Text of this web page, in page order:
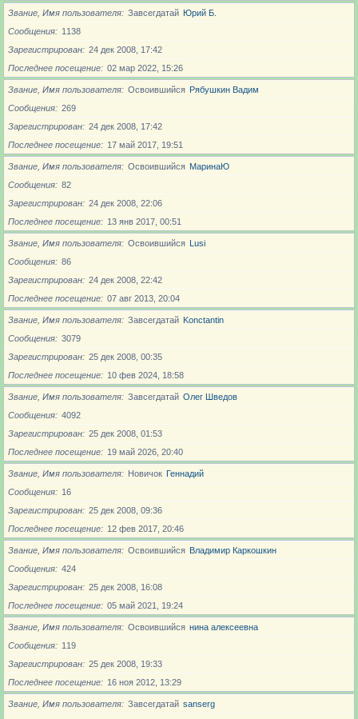
Звание, Имя пользователя Завсегдатай Юрий Б.
Сообщения
1138
Зарегистрирован
24 дек 2008, 17:42
Последнее посещение
02 мар 2022, 15:26
Звание, Имя пользователя Освоившийся Рябушкин Вадим
Сообщения
269
Зарегистрирован
24 дек 2008, 17:42
Последнее посещение
17 май 2017, 19:51
Звание, Имя пользователя Освоившийся МаринаЮ
Сообщения
82
Зарегистрирован
24 дек 2008, 22:06
Последнее посещение
13 янв 2017, 00:51
Звание, Имя пользователя Освоившийся Lusi
Сообщения
86
Зарегистрирован
24 дек 2008, 22:42
Последнее посещение
07 авг 2013, 20:04
Звание, Имя пользователя Завсегдатай Konctantin
Сообщения
3079
Зарегистрирован
25 дек 2008, 00:35
Последнее посещение
10 фев 2024, 18:58
Звание, Имя пользователя Завсегдатай Олег Шведов
Сообщения
4092
Зарегистрирован
25 дек 2008, 01:53
Последнее посещение
19 май 2026, 20:40
Звание, Имя пользователя Новичoк Геннадий
Сообщения
16
Зарегистрирован
25 дек 2008, 09:36
Последнее посещение
12 фев 2017, 20:46
Звание, Имя пользователя Освоившийся Владимир Каркошкин
Сообщения
424
Зарегистрирован
25 дек 2008, 16:08
Последнее посещение
05 май 2021, 19:24
Звание, Имя пользователя Освоившийся нина алексеевна
Сообщения
119
Зарегистрирован
25 дек 2008, 19:33
Последнее посещение
16 ноя 2012, 13:29
Звание, Имя пользователя Завсегдатай sanserg